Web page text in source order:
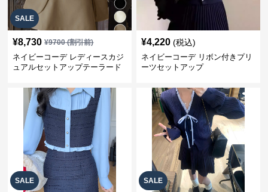
SALE
¥8,730 ¥9700(割引前)
ネイビーコーデ レディースカジ
ュアルセットアップテーラード
¥4,220 (税込)
ネイビーコーデ リボン付きプリ
ーツセットアップ
SALE SALE